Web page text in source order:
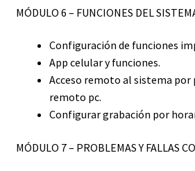
MÓDULO 6 – FUNCIONES DEL
Configuración de funciones
App celular y funciones.
Acceso remoto al sistema por
remoto pc.
Configurar grabación por
MÓDULO 7 – PROBLEMAS Y FALLAS